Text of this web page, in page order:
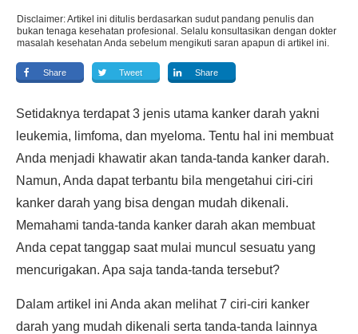
Disclaimer: Artikel ini ditulis berdasarkan sudut pandang penulis dan
bukan tenaga kesehatan profesional. Selalu konsultasikan dengan dokter
masalah kesehatan Anda sebelum mengikuti saran apapun di artikel ini.
Share Tweet Share
Setidaknya terdapat 3 jenis utama kanker darah yakni
leukemia, limfoma, dan myeloma. Tentu hal ini membuat
Anda menjadi khawatir akan tanda-tanda kanker darah.
Namun, Anda dapat terbantu bila mengetahui ciri-ciri
kanker darah yang bisa dengan mudah dikenali.
Memahami tanda-tanda kanker darah akan membuat
Anda cepat tanggap saat mulai muncul sesuatu yang
mencurigakan. Apa saja tanda-tanda tersebut?
Dalam artikel ini Anda akan melihat 7 ciri-ciri kanker
darah yang mudah dikenali serta tanda-tanda lainnya